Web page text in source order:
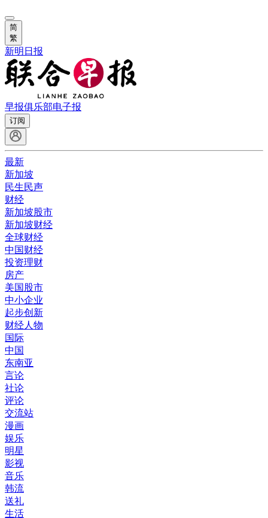
简
繁
新明日报
早报俱乐部电子报
订阅
最新
新加坡
民生民声
财经
新加坡股市
新加坡财经
全球财经
中国财经
投资理财
房产
美国股市
中小企业
起步创新
财经人物
国际
中国
东南亚
言论
社论
评论
交流站
漫画
娱乐
明星
影视
音乐
韩流
送礼
生活